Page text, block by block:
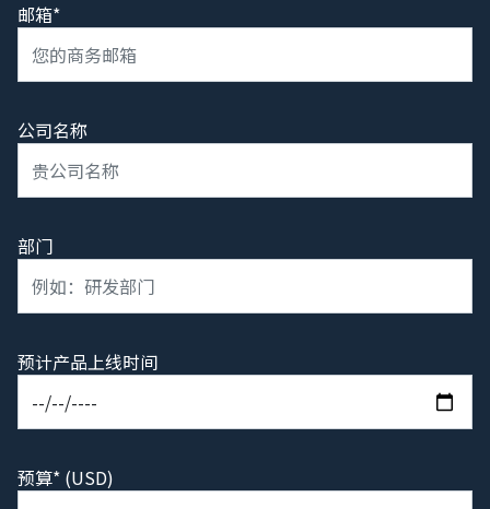
邮箱*
公司名称
部门
预计产品上线时间
预算* (USD)